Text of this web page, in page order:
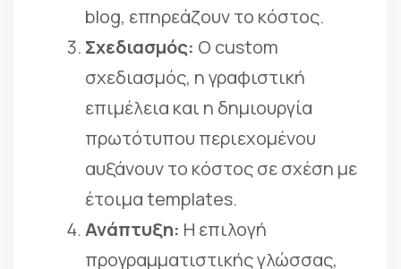
blog, επηρεάζουν το κόστος.
Σχεδιασμός: Ο custom
σχεδιασμός, η γραφιστική
επιμέλεια και η δημιουργία
πρωτότυπου περιεχομένου
αυξάνουν το κόστος σε σχέση με
έτοιμα templates.
Ανάπτυξη: Η επιλογή
προγραμματιστικής γλώσσας,